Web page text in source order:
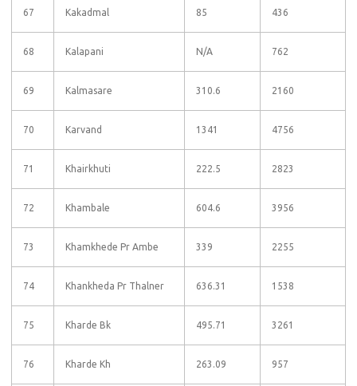
67 Kakadmal 85 436
68 Kalapani N/A 762
69 Kalmasare 310.6 2160
70 Karvand 1341 4756
71 Khairkhuti 222.5 2823
72 Khambale 604.6 3956
73 Khamkhede Pr Ambe 339 2255
74 Khankheda Pr Thalner 636.31 1538
75 Kharde Bk 495.71 3261
76 Kharde Kh 263.09 957